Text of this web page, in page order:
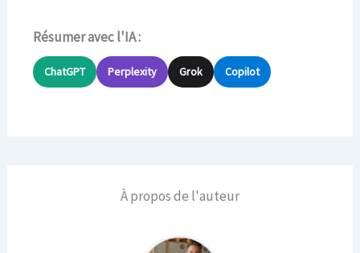
Résumer avec l'IA :
ChatGPT Perplexity Grok Copilot
À propos de l'auteur